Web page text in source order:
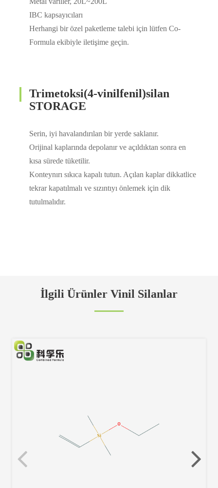
IBC kapsayıcıları
Herhangi bir özel paketleme talebi için lütfen Co-
Formula ekibiyle iletişime geçin.
Trimetoksi(4-vinilfenil)silan
STORAGE
Serin, iyi havalandırılan bir yerde saklanır.
Orijinal kaplarında depolanır ve açıldıktan sonra en
kısa sürede tüketilir.
Konteynırı sıkıca kapalı tutun. Açılan kaplar dikkatlice
tekrar kapatılmalı ve sızıntıyı önlemek için dik
tutulmalıdır.
İlgili Ürünler Vinil Silanlar